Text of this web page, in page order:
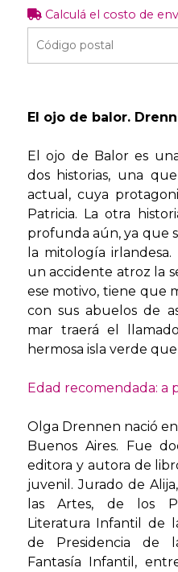
Calculá el costo de
El ojo de balor.
El ojo de Balor es
dos historias, una
actual, cuya
Patricia. La otra
profunda aún, ya que
la mitología
un accidente atroz la
ese motivo, tiene que
con sus abuelos de
mar traerá el
hermosa isla verde
Edad recomendada: a
Olga Drennen nació
Buenos Aires. Fue
editora y autora de
juvenil. Jurado de
las Artes, de los
Literatura Infantil de
de Presidencia de
Fantasía Infantil,